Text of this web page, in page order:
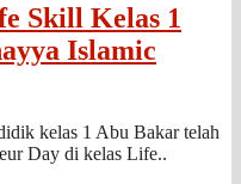
Skill Kelas 1
Islamic
kelas 1 Abu Bakar telah
Day di kelas Life..